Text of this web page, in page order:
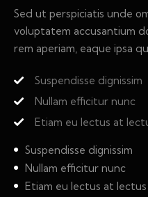
Sed ut perspiciatis unde
voluptatem accusantium
rem aperiam, eaque ipsa
Suspendisse dignissim
Nullam efficitur nunc
Etiam eu lectus at
Suspendisse dignissim
Nullam efficitur nunc
Etiam eu lectus at lectus